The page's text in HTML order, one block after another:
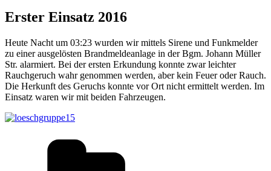
Erster Einsatz 2016
Heute Nacht um 03:23 wurden wir mittels Sirene und Funkmelder
zu einer ausgelösten Brandmeldeanlage in der Bgm. Johann Müller
Str. alarmiert. Bei der ersten Erkundung konnte zwar leichter
Rauchgeruch wahr genommen werden, aber kein Feuer oder Rauch.
Die Herkunft des Geruchs konnte vor Ort nicht ermittelt werden. Im
Einsatz waren wir mit beiden Fahrzeugen.